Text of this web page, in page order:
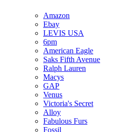
Amazon
Ebay
LEVIS USA
6pm
American Eagle
Saks Fifth Avenue
Ralph Lauren
Macys
GAP
Venus
Victoria's Secret
Alloy
Fabulous Furs
Fossil